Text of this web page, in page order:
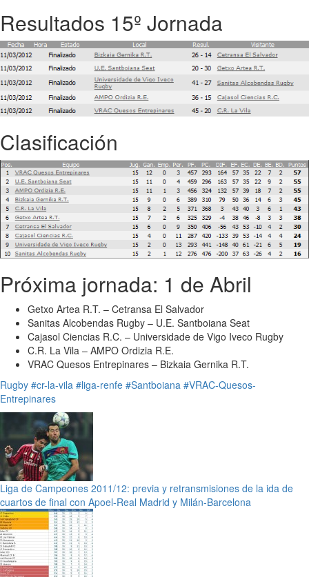
Resultados 15º Jornada
Clasificación
Próxima jornada: 1 de Abril
Getxo Artea R.T. – Cetransa El Salvador
Sanitas Alcobendas Rugby – U.E. Santboiana Seat
Cajasol Ciencias R.C. – Universidade de Vigo Iveco Rugby
C.R. La Vila – AMPO Ordizia R.E.
VRAC Quesos Entrepinares – Bizkaia Gernika R.T.
Rugby #cr-la-vila #liga-renfe #Santboiana #VRAC-Quesos-
Entrepinares
Liga de Campeones 2011/12: previa y retransmisiones de la ida de
cuartos de final con Apoel-Real Madrid y Milán-Barcelona